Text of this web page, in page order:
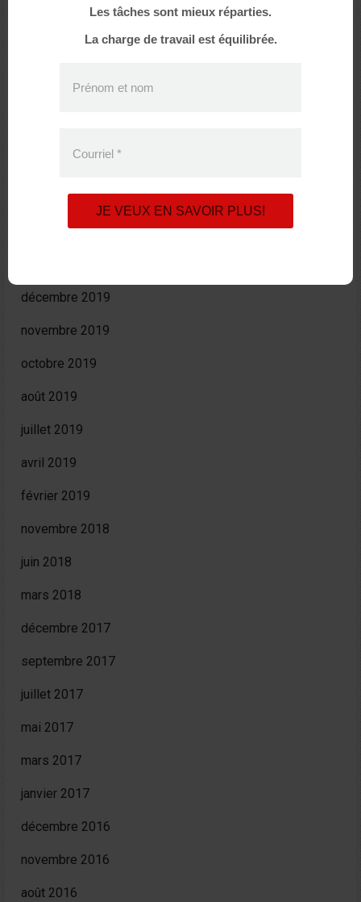
décembre 2020
mars 2020
février 2020
décembre 2019
novembre 2019
octobre 2019
août 2019
juillet 2019
avril 2019
février 2019
novembre 2018
juin 2018
mars 2018
décembre 2017
septembre 2017
juillet 2017
mai 2017
mars 2017
janvier 2017
décembre 2016
novembre 2016
août 2016
Les tâches sont mieux réparties.
La charge de travail est équilibrée.
Prénom et nom
Courriel *
JE VEUX EN SAVOIR PLUS!